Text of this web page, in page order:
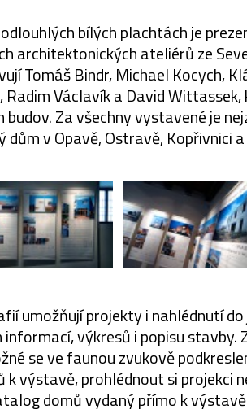
bílých plachtách je
architektonických ateliérů ze
Tomáš Bindr, Michael Kocych,
Václavík a David
Za všechny vystavené je
dům v Opavě, Ostravě, Kopřivnici
umožňují projekty i nahlédnutí do
výkresů i popisu stavby.
se ve faunou zvukově
výstavě, prohlédnout si projekci
domů vydaný přímo k